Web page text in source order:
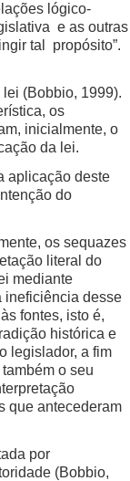
lógico-
e as outras
tal propósito”.
(Bobbio, 1999).
os
inicialmente, o
da lei.
aplicação deste
do
os sequazes
literal do
mediante
ineficiência desse
fontes, isto é,
histórica e
legislador, a fim
o seu
que antecederam
por
(Bobbio,